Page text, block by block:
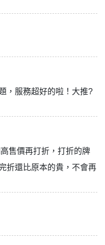
，服務超好的啦！大推?
售價再打折，打折的牌
折還比原本的貴，不會再